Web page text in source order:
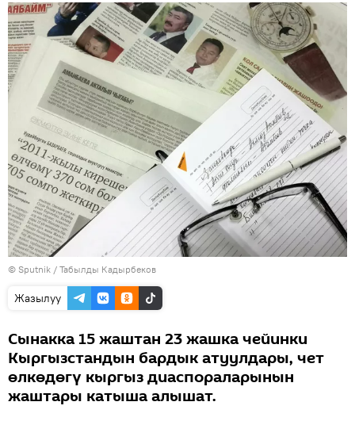
© Sputnik / Табылды Кадырбеков
Жазылуу
Сынакка 15 жаштан 23 жашка чейинки
Кыргызстандын бардык атуулдары, чет
өлкөдөгү кыргыз диаспораларынын
жаштары катыша алышат.